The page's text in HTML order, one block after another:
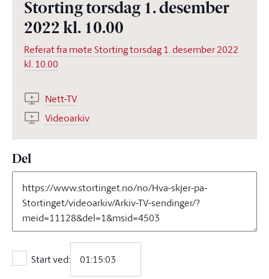
Storting torsdag 1. desember
2022 kl. 10.00
Referat fra møte Storting torsdag 1. desember 2022
kl. 10.00
Nett-TV
Videoarkiv
Del
Start ved:
Start ved: